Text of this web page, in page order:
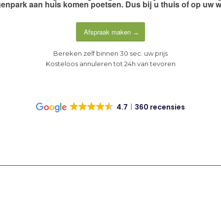
aan huis komen poetsen. Dus bij u thuis of op uw
Afspraak maken
Bereken zelf binnen 30 sec. uw prijs
Kosteloos annuleren tot 24h van tevoren
4.7 360 recensies